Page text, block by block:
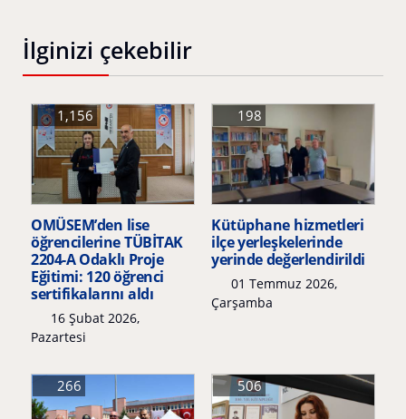
İlginizi çekebilir
OMÜSEM’den lise
öğrencilerine TÜBİTAK
2204-A Odaklı Proje
Eğitimi: 120 öğrenci
sertifikalarını aldı
16 Şubat 2026,
Pazartesi
1,156
Kütüphane hizmetleri
ilçe yerleşkelerinde
yerinde değerlendirildi
01 Temmuz 2026,
Çarşamba
198
266 506